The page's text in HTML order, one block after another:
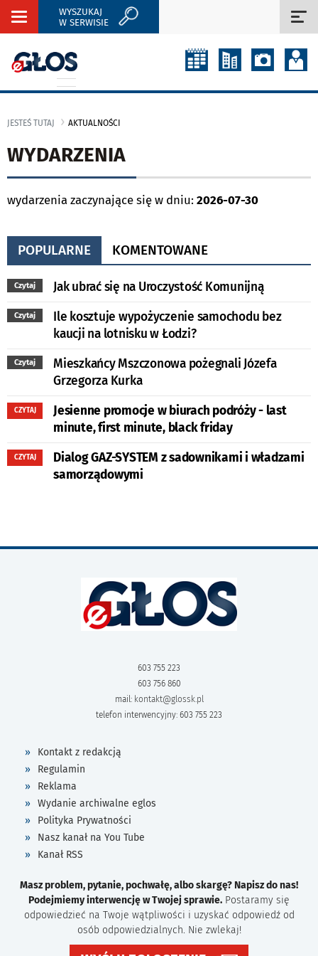
Rozwiń
WYSZUKAJ
W SERWISIE
JESTEŚ TUTAJ AKTUALNOŚCI
WYDARZENIA
wydarzenia zaczynające się w dniu: 2026-07-30
POPULARNE KOMENTOWANE
Czytaj Jak ubrać się na Uroczystość Komunijną
Czytaj
Ile kosztuje wypożyczenie samochodu bez
kaucji na lotnisku w Łodzi?
Czytaj
Mieszkańcy Mszczonowa pożegnali Józefa
Grzegorza Kurka
CZYTAJ
Jesienne promocje w biurach podróży - last
minute, first minute, black friday
CZYTAJ
Dialog GAZ-SYSTEM z sadownikami i władzami
samorządowymi
603 755 223
603 756 860
mail: kontakt@glossk.pl
telefon interwencyjny: 603 755 223
Kontakt z redakcją
Regulamin
Reklama
Wydanie archiwalne eglos
Polityka Prywatności
Nasz kanał na You Tube
Kanał RSS
Masz problem, pytanie, pochwałę, albo skargę? Napisz do nas!
Podejmiemy interwencję w Twojej sprawie. Postaramy się
odpowiedzieć na Twoje wątpliwości i uzyskać odpowiedź od
osób odpowiedzialnych. Nie zwlekaj!